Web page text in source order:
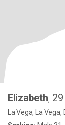
Elizabeth, 29
La Vega, La